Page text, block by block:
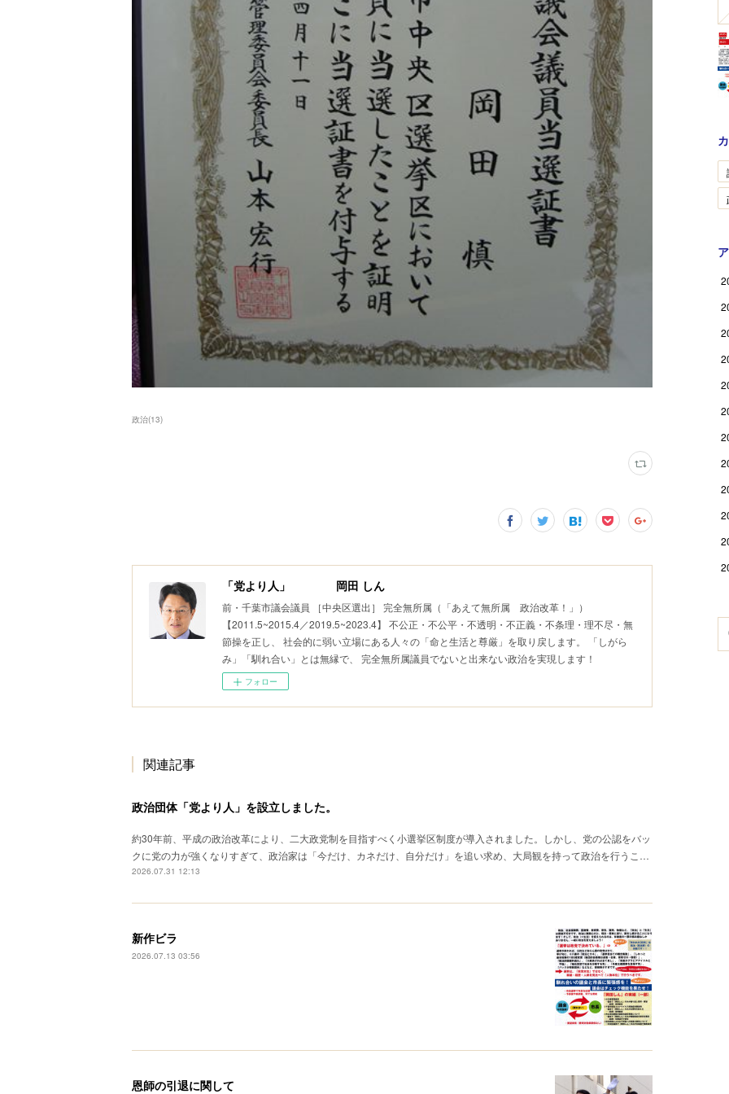
政治(13)
「党より人」 岡田 しん
前・千葉市議会議員 ［中央区選出］ 完全無所属（「あえて無所属 政治改革！」）
【2011.5~2015.4／2019.5~2023.4】 不公正・不公平・不透明・不正義・不条理・理不尽・無
節操を正し、 社会的に弱い立場にある人々の「命と生活と尊厳」を取り戻します。 「しがら
み」「馴れ合い」とは無縁で、 完全無所属議員でないと出来ない政治を実現します！
フォロー
関連記事
政治団体「党より人」を設立しました。
約30年前、平成の政治改革により、二大政党制を目指すべく小選挙区制度が導入されました。しかし、党の公認をバッ
クに党の力が強くなりすぎて、政治家は「今だけ、カネだけ、自分だけ」を追い求め、大局観を持って政治を行うこ…
2026.07.31 12:13
新作ビラ
2026.07.13 03:56
恩師の引退に関して